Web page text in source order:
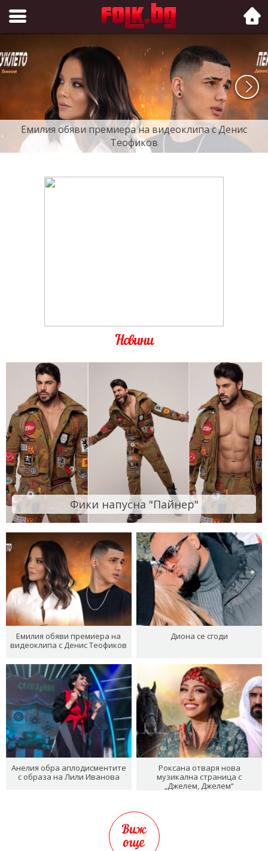
Folk.bg
Емилия обяви премиера на видеоклипа с Денис
Теофиков
Новини
Фики напусна "Пайнер"
Емилия обяви премиера на
видеоклипа с Денис Теофиков
Диона се сгоди
Анелия обра аплодисментите
с образа на Лили Иванова
Роксана отваря нова
музикална страница с
„Джелем, Джелем“
Виж
още